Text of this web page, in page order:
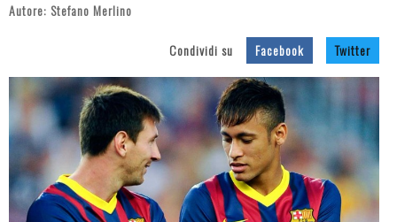
Autore: Stefano Merlino
Condividi su Facebook Twitter